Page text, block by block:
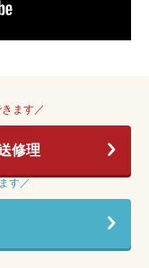
ます／
修理
す／